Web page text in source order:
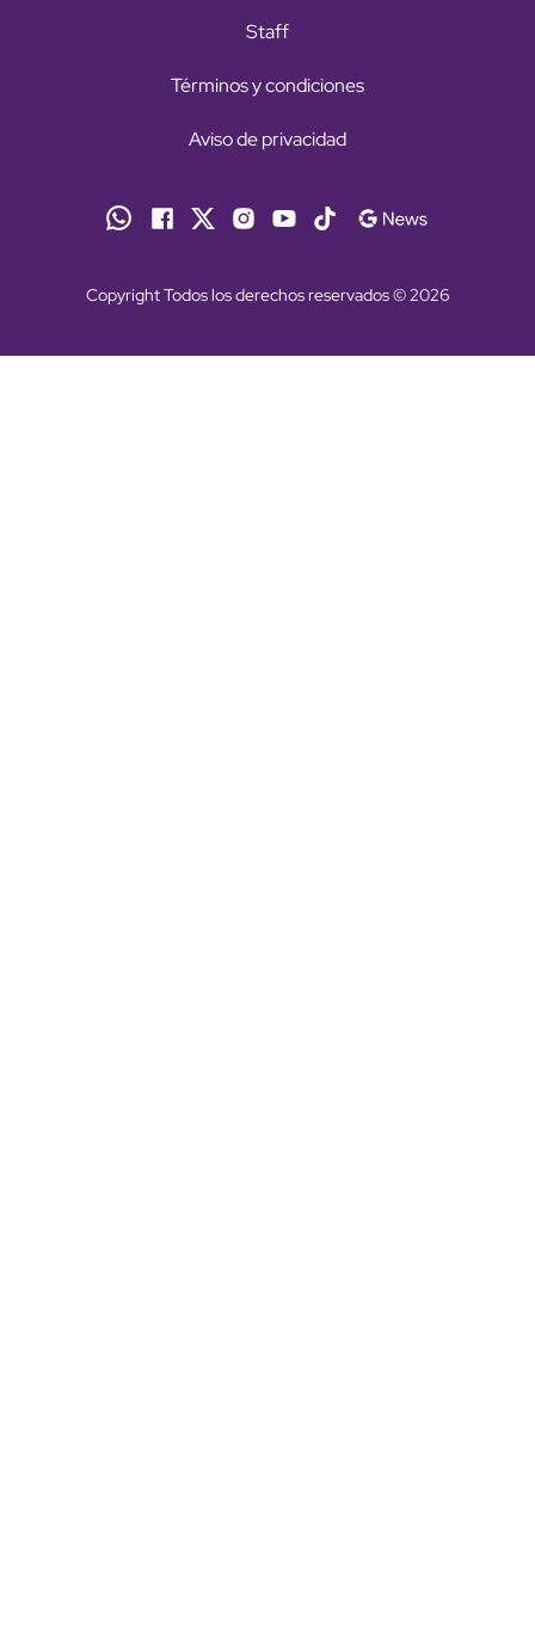
Staff
Términos y condiciones
Aviso de privacidad
Copyright Todos los derechos reservados © 2026